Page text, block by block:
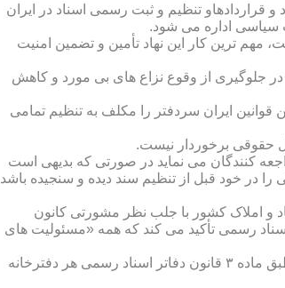
قراردادهاو تنظیم و ثبت رسمی اسناد در ایران
سیاسی اداره می شود.
ترین کار این نهاد تأمین و تضمین امنیت
در جلوگیری از وقوع نزاع های بی مورد و کاهش
ایران سردفتر را مکلف به تنظیم تمامی
حقوقی برخوردار نیست.
کنندگان می نماید در صورتی که بدیهی است
را در خود قبل از تنظیم سند دیده و سنجیده باشد
و املاک کشور با جلب نظر مشورتی کانون
شده و سردفتر نامیده می شود. ماده ۲۱ قانون دفاتر اسناد رسمی تأکید می کند که همه «مسئولیت های
دفتریار :دفتریار سمت معاونت دفترخانه و نمایندگی سازمان ثبت را دارا می باشد.طبق ماده ۳ قانون دفاتر اسناد رسمی هر دفترخانه